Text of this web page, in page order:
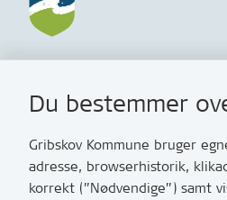
Rådhusvej 3
Du bestemmer
Gribskov Kommune bruger
adresse, browserhistorik,
korrekt (”Nødvendige”) samt